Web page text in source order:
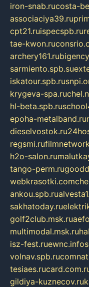
iron-snab.rucosta-
associaciya39.ru
cpt21.ruispecspb.ru
tae-kwon.ru
archery161.ru
sarmiento.spb.su
iskatour.spb.ru
krygeva-spa.ru
hl-beta.spb.ru
epoha-metalband.ru
dieselvostok.ru
regsmi.ru
h2o-salon.ru
tango-perm.ru
webkrasotki.com
ankou.spb.ru
sakhatoday.ru
golf2club.msk.ru
multimodal.msk.ru
isz-fest.ruewnc.info
volnav.spb.ru
tesiaes.ru
gildiya-kuznecov.ru